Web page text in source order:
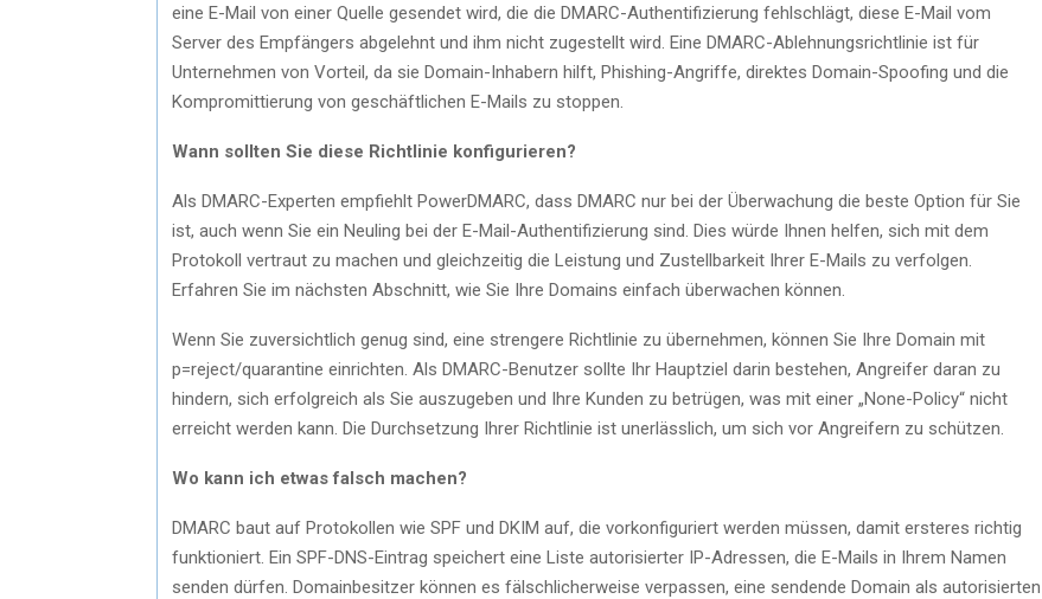
eine E-Mail von einer Quelle gesendet wird, die die DMARC-Authentifizierung fehlschlägt, diese E-Mail vom
Server des Empfängers abgelehnt und ihm nicht zugestellt wird. Eine DMARC-Ablehnungsrichtlinie ist für
Unternehmen von Vorteil, da sie Domain-Inhabern hilft, Phishing-Angriffe, direktes Domain-Spoofing und die
Kompromittierung von geschäftlichen E-Mails zu stoppen.
Wann sollten Sie diese Richtlinie konfigurieren?
Als DMARC-Experten empfiehlt PowerDMARC, dass DMARC nur bei der Überwachung die beste Option für Sie
ist, auch wenn Sie ein Neuling bei der E-Mail-Authentifizierung sind. Dies würde Ihnen helfen, sich mit dem
Protokoll vertraut zu machen und gleichzeitig die Leistung und Zustellbarkeit Ihrer E-Mails zu verfolgen.
Erfahren Sie im nächsten Abschnitt, wie Sie Ihre Domains einfach überwachen können.
Wenn Sie zuversichtlich genug sind, eine strengere Richtlinie zu übernehmen, können Sie Ihre Domain mit
p=reject/quarantine einrichten. Als DMARC-Benutzer sollte Ihr Hauptziel darin bestehen, Angreifer daran zu
hindern, sich erfolgreich als Sie auszugeben und Ihre Kunden zu betrügen, was mit einer „None-Policy“ nicht
erreicht werden kann. Die Durchsetzung Ihrer Richtlinie ist unerlässlich, um sich vor Angreifern zu schützen.
Wo kann ich etwas falsch machen?
DMARC baut auf Protokollen wie SPF und DKIM auf, die vorkonfiguriert werden müssen, damit ersteres richtig
funktioniert. Ein SPF-DNS-Eintrag speichert eine Liste autorisierter IP-Adressen, die E-Mails in Ihrem Namen
senden dürfen. Domainbesitzer können es fälschlicherweise verpassen, eine sendende Domain als autorisierten